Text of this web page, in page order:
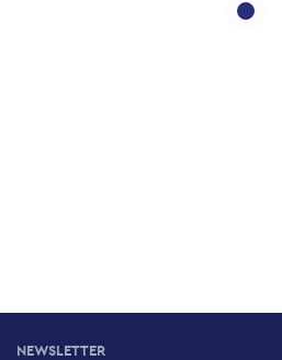
NEWSLETTER